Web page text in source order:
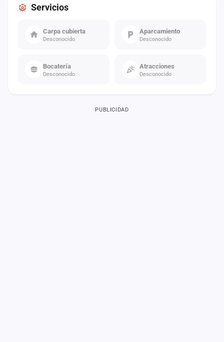
Servicios
Carpa cubierta
Desconocido
Aparcamiento
Desconocido
Bocatería
Desconocido
Atracciones
Desconocido
PUBLICIDAD